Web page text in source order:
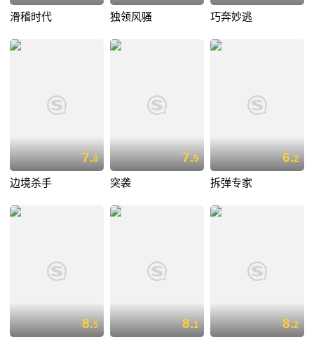
滑稽时代 独领风骚 巧奔妙逃
7.8
边境杀手
7.9
突袭
6.2
拆弹专家
8.5 8.1 8.2